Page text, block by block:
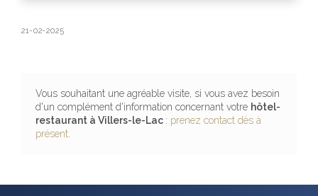
21-02-2025
Vous souhaitant une agréable visite, si vous avez besoin
d'un complément d'information concernant votre hôtel-
restaurant à Villers-le-Lac : prenez contact dès à
présent.